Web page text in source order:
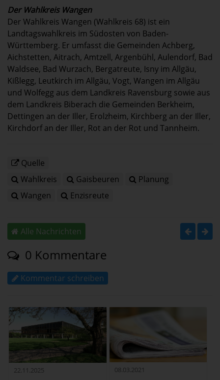
Der Wahlkreis Wangen
Der Wahlkreis Wangen (Wahlkreis 68) ist ein
Landtagswahlkreis im Südosten von Baden-
Württemberg. Er umfasst die Gemeinden Achberg,
Aichstetten, Aitrach, Amtzell, Argenbühl, Aulendorf, Bad
Waldsee, Bad Wurzach, Bergatreute, Isny im Allgäu,
Kißlegg, Leutkirch im Allgäu, Vogt, Wangen im Allgäu
und Wolfegg aus dem Landkreis Ravensburg sowie aus
dem Landkreis Biberach die Gemeinden Berkheim,
Dettingen an der Iller, Erolzheim, Kirchberg an der Iller,
Kirchdorf an der Iller, Rot an der Rot und Tannheim.
Quelle
Wahlkreis
Gaisbeuren
Planung
Wangen
Enzisreute
Alle Nachrichten
0 Kommentare
Kommentar schreiben
22.11.2025 08.03.2021